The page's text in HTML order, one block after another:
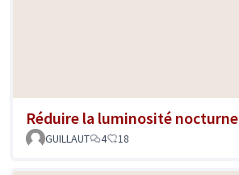
Réduire la luminosité nocturne
GUILLAUT
4 18